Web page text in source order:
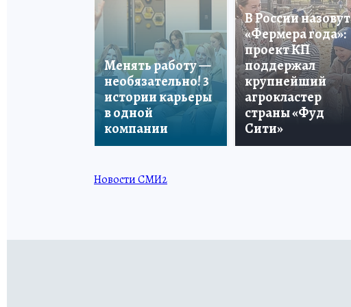
Менять работу —
необязательно! 3
истории карьеры
в одной
компании
В России назовут
«Фермера года»:
проект КП
поддержал
крупнейший
агрокластер
страны «Фуд
Сити»
Новости СМИ2